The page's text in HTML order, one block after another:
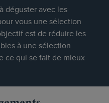
déguster avec les
vous une sélection
est de réduire les
à une sélection
ce qui se fait de mieux